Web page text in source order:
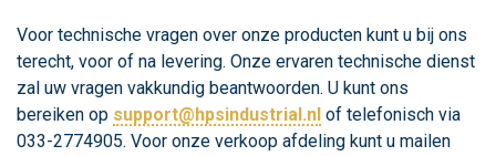
Voor technische vragen over onze producten kunt u bij ons
terecht, voor of na levering. Onze ervaren technische dienst
zal uw vragen vakkundig beantwoorden. U kunt ons
bereiken op support@hpsindustrial.nl of telefonisch via
033-2774905. Voor onze verkoop afdeling kunt u mailen